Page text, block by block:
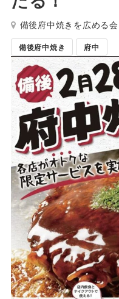
備後府中焼きを広める会
備後府中焼き 府中